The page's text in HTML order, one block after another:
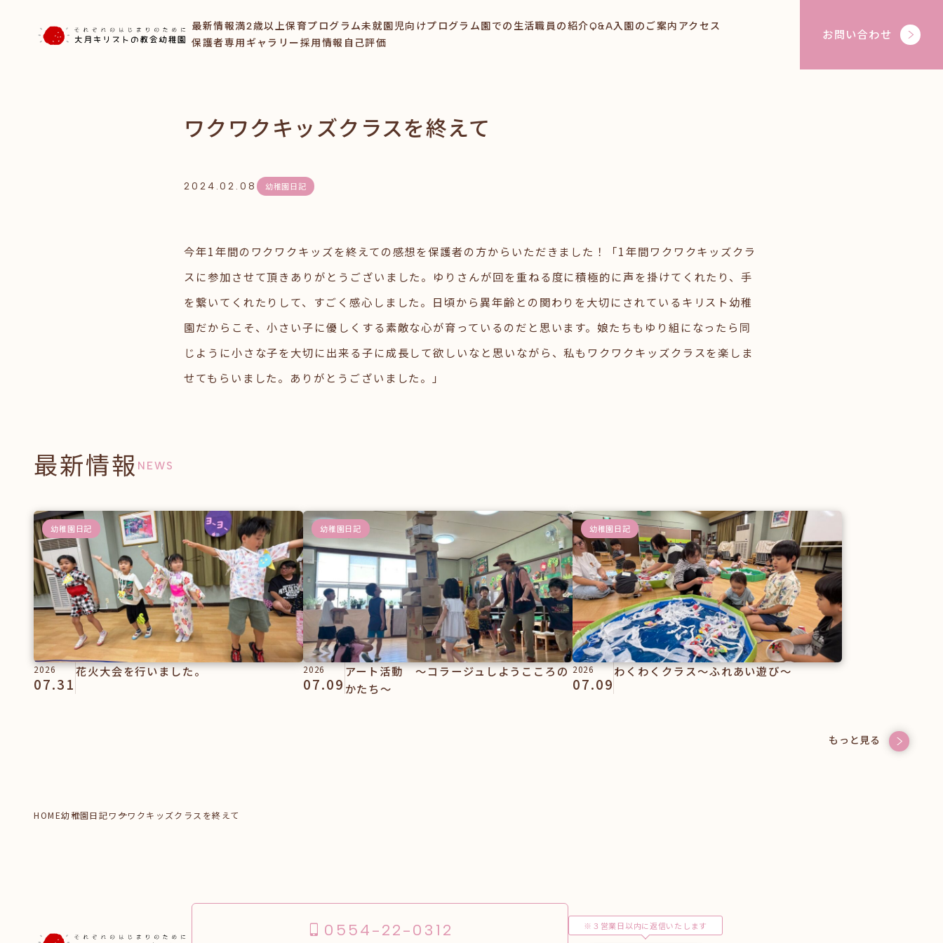
最新情報満2歳以上保育プログラム未就園児向けプログラム 園での生活職員の紹介Q&A入園のご案内 アクセス
保護者専用ギャラリー採用情報 自己評価
お問い合わせ
ワクワクキッズクラスを終えて
2024.02.08 幼稚園日記
今年1年間のワクワクキッズを終えての感想を保護者の方からいただきました！「1年間ワクワクキッズクラ
スに参加させて頂きありがとうございました。ゆりさんが回を重ねる度に積極的に声を掛けてくれたり、手
を繋いてくれたりして、すごく感心しました。日頃から異年齢との関わりを大切にされているキリスト幼稚
園だからこそ、小さい子に優しくする素敵な心が育っているのだと思います。娘たちもゆり組になったら同
じように小さな子を大切に出来る子に成長して欲しいなと思いながら、私もワクワクキッズクラスを楽しま
せてもらいました。ありがとうございました。」
NEWS
最新情報
幼稚園日記
2026
07.31
花火大会を行いました。
幼稚園日記
2026
07.09
アート活動 ～コラージュしようこころの
かたち～
幼稚園日記
2026
07.09
わくわくクラス～ふれあい遊び～
もっと見る
HOME幼稚園日記ワクワクキッズクラスを終えて
0554-22-0312 ※３営業日以内に返信いたします